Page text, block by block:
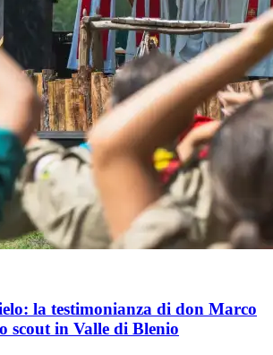
la testimonianza di don Marco
scout in Valle di Blenio